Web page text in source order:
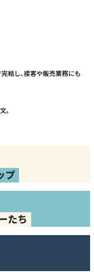
結し、接客や販売業務にも
。
プ
たち